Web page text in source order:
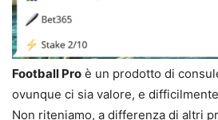
Football Pro è un prodotto di
ovunque ci sia valore, e
Non riteniamo, a differenza di altri